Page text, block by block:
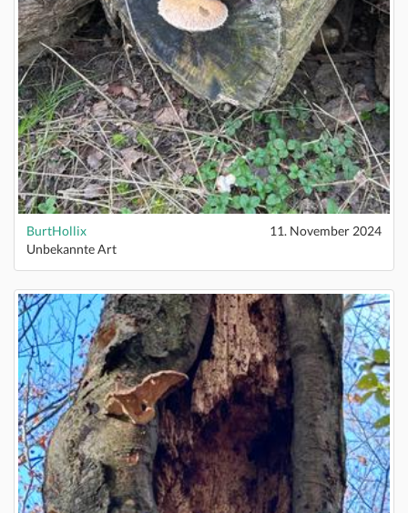
BurtHollix
11. November 2024
Unbekannte Art